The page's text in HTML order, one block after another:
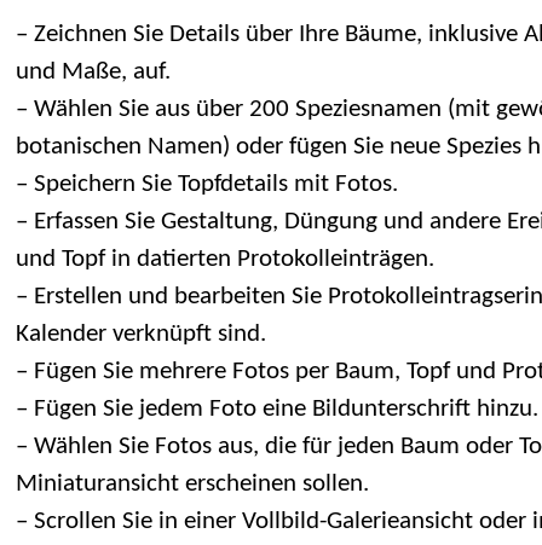
– Zeichnen Sie Details über Ihre Bäume, inklusive
und Maße, auf.
– Wählen Sie aus über 200 Speziesnamen (mit
botanischen Namen) oder fügen Sie neue Spezies
– Speichern Sie Topfdetails mit Fotos.
– Erfassen Sie Gestaltung, Düngung und andere
und Topf in datierten Protokolleinträgen.
– Erstellen und bearbeiten Sie
Kalender verknüpft sind.
– Fügen Sie mehrere Fotos per Baum, Topf und
– Fügen Sie jedem Foto eine Bildunterschrift hinzu.
– Wählen Sie Fotos aus, die für jeden Baum oder
Miniaturansicht erscheinen sollen.
– Scrollen Sie in einer Vollbild-Galerieansicht